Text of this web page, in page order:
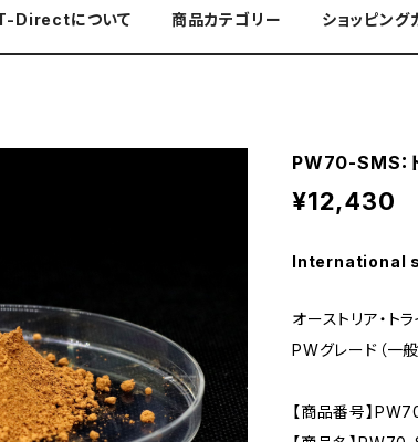
Directについて 商品カテゴリー ショッピング
PW70-SMS：
¥12,430
International
オーストリア・ト
PWグレード（一
【商品番号】